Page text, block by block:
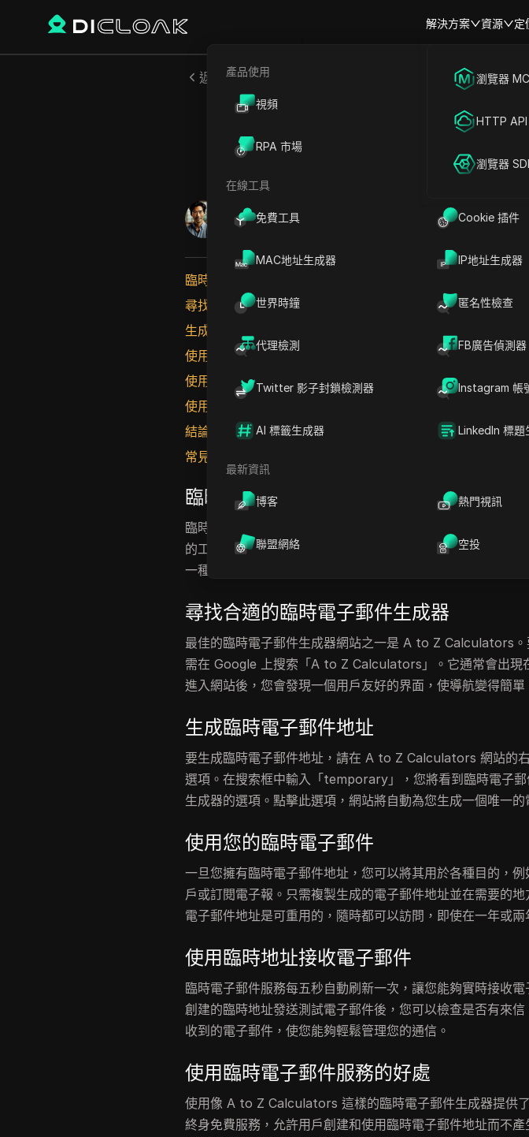
解決方案
海外社
廣告投
帳號共
資源
產品使用
視頻
RPA 市場
在線工具
免費工具 Cookie 插件
MAC地址生成器 IP地址生成器
世界時鐘 匿名性檢查
代理檢測 FB廣告偵測器
Twitter 影子封鎖檢測器 Instagram 帳
AI 標籤生成器 LinkedIn 標題
最新資訊
博客 熱門視訊
聯盟網絡 空投
定
瀏覽器
HTTP
瀏覽器
返回
最佳臨時郵件網站，提
無需
林子峰
2025年4月
臨時電子郵件生成器介紹
尋找合適的臨時電子郵件生成器
生成臨時電子郵件地址
使用您的臨時電子郵件
使用臨時地址接收電子郵件
使用臨時電子郵件服務的好處
結論
常見問題
臨時電子郵件生成器介紹
臨時電子郵件生成器是對於任何希望創建一次性電子郵件地址
的工具。這些服務允許用戶生成可以在有限時間內使用的電子
一種有效的方式來管理在線隱私並減少垃圾郵件。
尋找合適的臨時電子郵件生成器
最佳的臨時電子郵件生成器網站之一是 A to Z Calculators。
需在 Google 上搜索「A to Z Calculators」。它通常會出現
進入網站後，您會發現一個用戶友好的界面，使導航變得簡單
生成臨時電子郵件地址
要生成臨時電子郵件地址，請在 A to Z Calculators 網站的
選項。在搜索框中輸入「temporary」，您將看到臨時電子
生成器的選項。點擊此選項，網站將自動為您生成一個唯一的
使用您的臨時電子郵件
一旦您擁有臨時電子郵件地址，您可以將其用於各種目的，
戶或訂閱電子報。只需複製生成的電子郵件地址並在需要的地
電子郵件地址是可重用的，隨時都可以訪問，即使在一年或兩
使用臨時地址接收電子郵件
臨時電子郵件服務每五秒自動刷新一次，讓您能夠實時接收
創建的臨時地址發送測試電子郵件後，您可以檢查是否有來
收到的電子郵件，使您能夠輕鬆管理您的通信。
使用臨時電子郵件服務的好處
使用像 A to Z Calculators 這樣的臨時電子郵件生成器提供
終身免費服務，允許用戶創建和使用臨時電子郵件地址而不